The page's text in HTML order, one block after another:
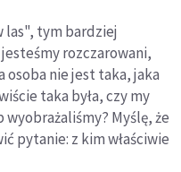
las", tym bardziej
rozczarowani,
osoba nie jest taka, jaka
taka była, czy my
Myślę, że
pytanie: z kim właściwie